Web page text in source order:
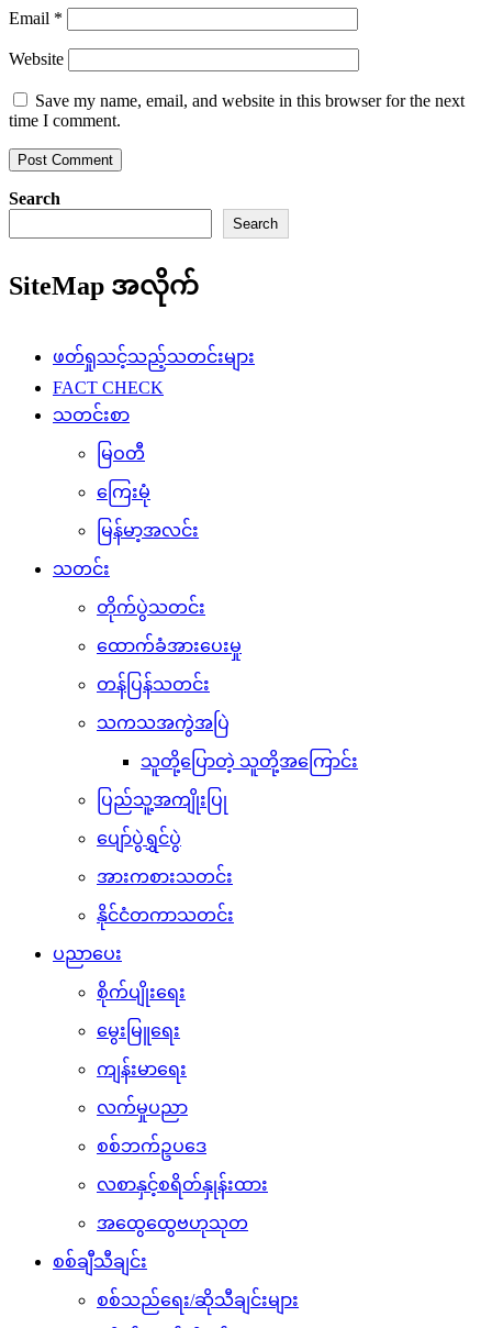
Email *
Website
Save my name, email, and website in this browser for the next
time I comment.
Search
Search
SiteMap အလိုက်
ဖတ်ရှုသင့်သည့်သတင်းများ
FACT CHECK
သတင်းစာ
မြဝတီ
ကြေးမုံ
မြန်မာ့အလင်း
သတင်း
တိုက်ပွဲသတင်း
ထောက်ခံအားပေးမှု
တန်ပြန်သတင်း
သကသအကွဲအပြဲ
သူတို့ပြောတဲ့ သူတို့အကြောင်း
ပြည်သူ့အကျိုးပြု
ပျော်ပွဲရွှင်ပွဲ
အားကစားသတင်း
နိုင်ငံတကာသတင်း
ပညာပေး
စိုက်ပျိုးရေး
မွေးမြူရေး
ကျန်းမာရေး
လက်မှုပညာ
စစ်ဘက်ဥပဒေ
လစာနှင့်စရိတ်နှုန်းထား
အထွေထွေဗဟုသုတ
စစ်ချီသီချင်း
စစ်သည်ရေး/ဆိုသီချင်းများ